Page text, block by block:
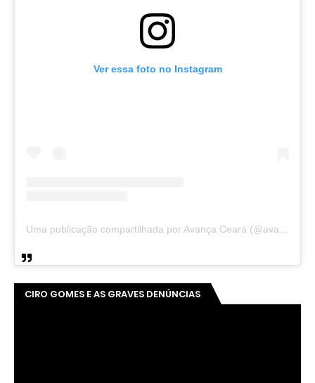
Ver essa foto no Instagram
Uma publicação compartilhada por Avança Ceará (@avancaceara)
CIRO GOMES E AS GRAVES DENÚNCIAS